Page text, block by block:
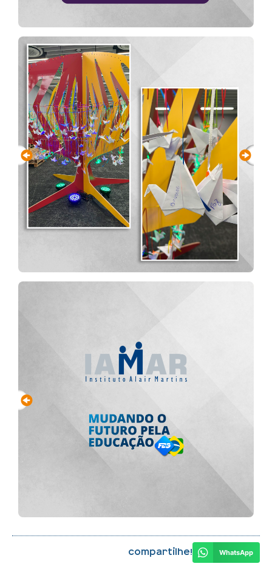
Compartilhe! WhatsApp